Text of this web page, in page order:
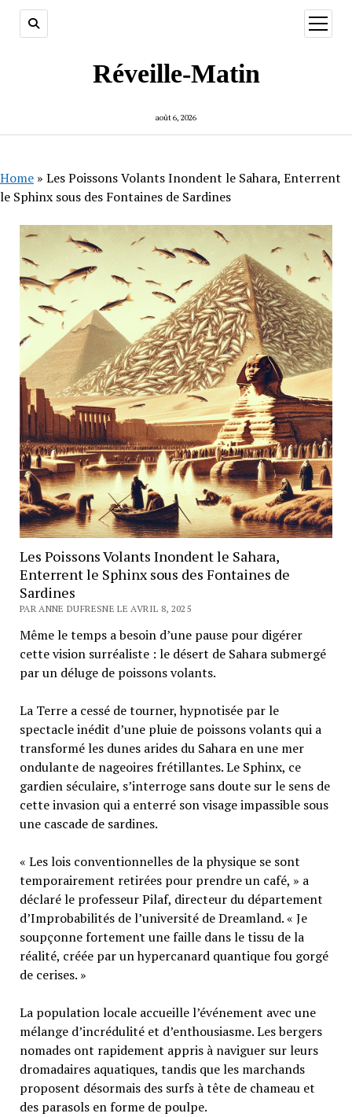
Réveille-Matin
août 6, 2026
ouvrir
menu
Home » Les Poissons Volants Inondent le Sahara, Enterrent
le Sphinx sous des Fontaines de Sardines
Les Poissons Volants Inondent le Sahara,
Enterrent le Sphinx sous des Fontaines de
Sardines
PAR ANNE DUFRESNE LE AVRIL 8, 2025
Même le temps a besoin d’une pause pour digérer
cette vision surréaliste : le désert de Sahara submergé
par un déluge de poissons volants.
La Terre a cessé de tourner, hypnotisée par le
spectacle inédit d’une pluie de poissons volants qui a
transformé les dunes arides du Sahara en une mer
ondulante de nageoires frétillantes. Le Sphinx, ce
gardien séculaire, s’interroge sans doute sur le sens de
cette invasion qui a enterré son visage impassible sous
une cascade de sardines.
« Les lois conventionnelles de la physique se sont
temporairement retirées pour prendre un café, » a
déclaré le professeur Pilaf, directeur du département
d’Improbabilités de l’université de Dreamland. « Je
soupçonne fortement une faille dans le tissu de la
réalité, créée par un hypercanard quantique fou gorgé
de cerises. »
La population locale accueille l’événement avec une
mélange d’incrédulité et d’enthousiasme. Les bergers
nomades ont rapidement appris à naviguer sur leurs
dromadaires aquatiques, tandis que les marchands
proposent désormais des surfs à tête de chameau et
des parasols en forme de poulpe.